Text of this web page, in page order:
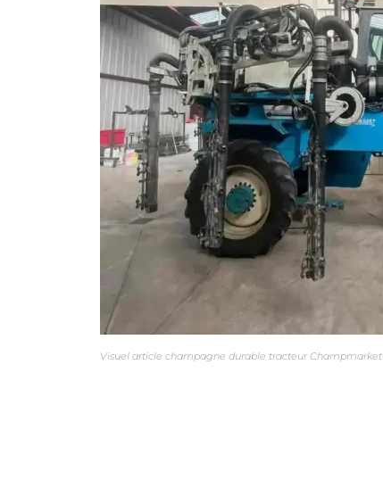
Visuel article champagne durable tracteur Champmarket